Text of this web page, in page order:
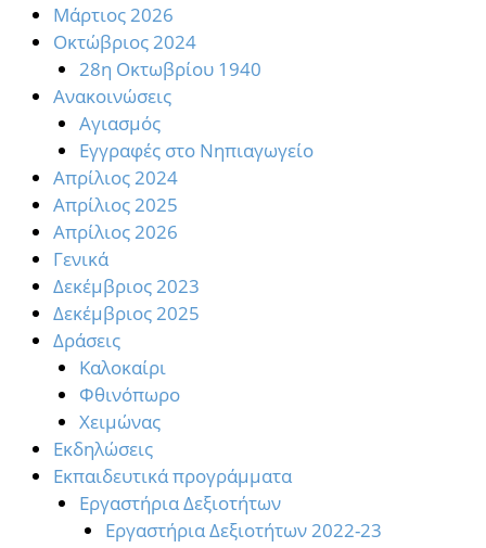
Mάρτιος 2026
Oκτώβριος 2024
28η Οκτωβρίου 1940
Ανακοινώσεις
Αγιασμός
Εγγραφές στο Νηπιαγωγείο
Απρίλιος 2024
Απρίλιος 2025
Απρίλιος 2026
Γενικά
Δεκέμβριος 2023
Δεκέμβριος 2025
Δράσεις
Καλοκαίρι
Φθινόπωρο
Χειμώνας
Εκδηλώσεις
Εκπαιδευτικά προγράμματα
Εργαστήρια Δεξιοτήτων
Εργαστήρια Δεξιοτήτων 2022-23